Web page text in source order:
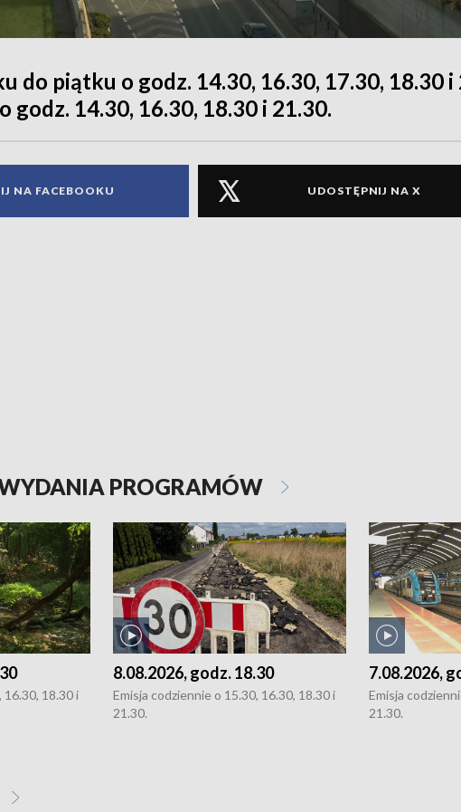
do piątku o godz. 14.30, 16.30, 17.30, 18.30 i
godz. 14.30, 16.30, 18.30 i 21.30.
NA FACEBOOKU UDOSTĘPNIJ NA X
PROGRAMÓW
16.30, 18.30 i
8.08.2026, godz. 18.30
Emisja codziennie o 15.30, 16.30, 18.30 i
21.30.
7.08.2026,
Emisja
21.30.